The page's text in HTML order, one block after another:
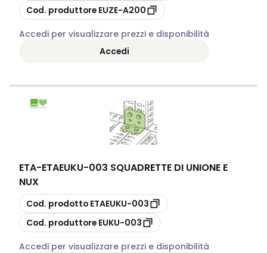
copia
Cod. produttore EUZE-A200
Accedi per visualizzare prezzi e disponibilità
Accedi
ETA-ETAEUKU-003 SQUADRETTE DI UNIONE E
NUX
copia
Cod. prodotto ETAEUKU-003
copia
Cod. produttore EUKU-003
Accedi per visualizzare prezzi e disponibilità